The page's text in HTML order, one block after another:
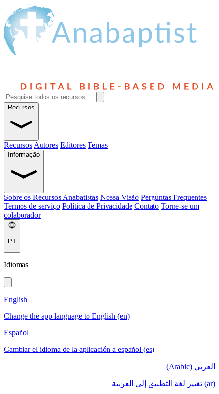
Recursos
Recursos Autores Editores Temas
Informação
Sobre os Recursos Anabatistas Nossa Visão Perguntas Frequentes
Termos de serviço Política de Privacidade Contato Torne-se um
colaborador
PT
Idiomas
English
Change the app language to English (en)
Español
Cambiar el idioma de la aplicación a español (es)
العربي (Arabic)
(ar) تغيير لغة التطبيق إلى العربية